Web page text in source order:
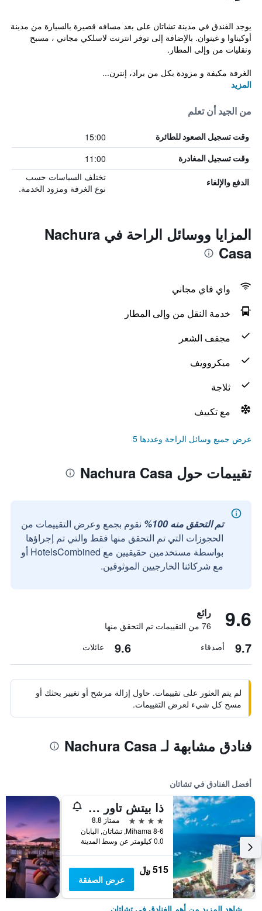
يوجد الفندق في مدينة تشاتان على بعد مسافه قصيرة بالسيارة من مدينة
أوكيناوا و غينوان. بالإضافة إلى توفر انترنت لاسلكي مجاني ، مسبح
ونقليات من وإلى المطار.
الغرفة مكيفة و مزودة بكل من براد، إنترن...
المزيد
من الجيد أن تعلم
وقت تسجيل الصعود للطائرة 15:00
وقت تسجيل المغادرة 11:00
الدفع والإلغاء
تختلف السياسات حسب
نوع الغرفة ومزود الخدمة.
المزايا ووسائل الراحة في Nachura
Casa
واي فاي مجاني
خدمة النقل من وإلى المطار
مجفف الشعر
ميكروويف
ثلاجة
مع تكييف
عرض جميع وسائل الراحة وعددها 5
تقييمات حول Nachura Casa
تم التحقق منه 100%
نقوم بجمع وعرض التقييمات من
الحجوزات التي تم التحقق منها فقط والتي تم إجراؤها
بواسطة مستخدمين حقيقيين مع HotelsCombined أو
مع شركائنا الخارجيين الموثوقين.
9.6 رائع
76 من التقييمات تم التحقق منها
9.7 أصدقاء 9.6 عائلات
لم يتم العثور على تقييمات. حاول إزالة مرشح أو تغيير بحثك أو
مسح كل شيء لعرض التقييمات.
فنادق مشابهة لـ Nachura Casa
أفضل الفنادق في تشاتان
ذا بيتش تاور أوكيناوا
4 نجوم
ممتاز 8.8
Mihama 8-6, تشاتان, اليابان
0.0 كيلومتر عن وسط المدينة
515 ﷼
عرض الصفقة
شاهد المزيد من أهم الفنادق في تشاتان